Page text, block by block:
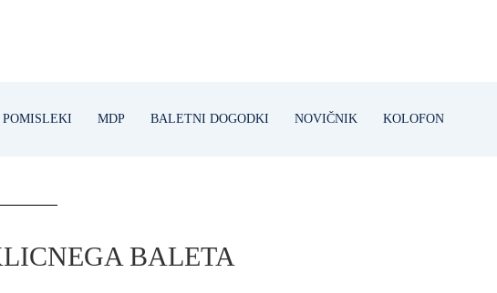
MDP BALETNI DOGODKI NOVIČNIK KOLOFON
BALETA